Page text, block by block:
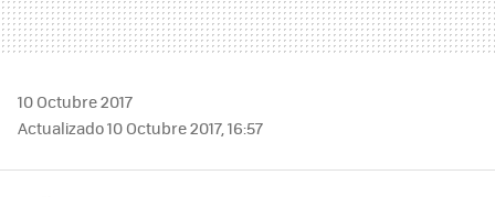
10 Octubre 2017
Actualizado 10 Octubre 2017, 16:57